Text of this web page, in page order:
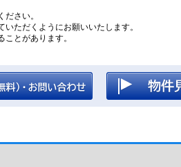
さい。
ただくようにお願いいたします。
とがあります。